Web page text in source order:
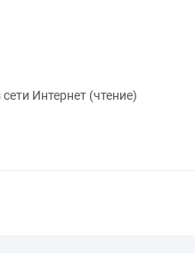
Интернет (чтение)